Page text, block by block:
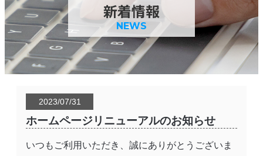
新着情報
NEWS
2023/07/31
ホームページリニューアルのお知らせ
いつもご利用いただき、誠にありがとうございま